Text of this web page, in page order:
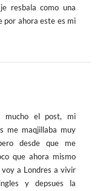
resbala como una
por ahora este es mi
mucho el post, mi
me maqjillaba muy
desde que me
que ahora mismo
a Londres a vivir
y depsues la